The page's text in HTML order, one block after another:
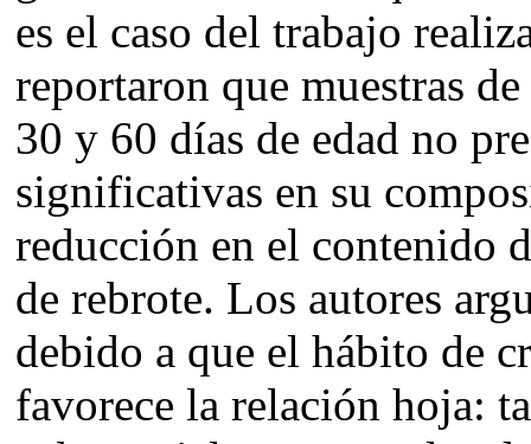
es el caso del trabajo
reportaron que muestras
30 y 60 días de edad no
significativas en su
reducción en el contenido
de rebrote. Los autores
debido a que el hábito de
favorece la relación hoja: